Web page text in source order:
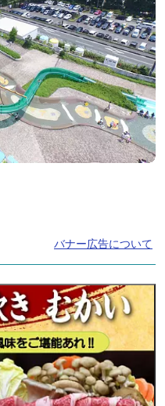
バナー広告について